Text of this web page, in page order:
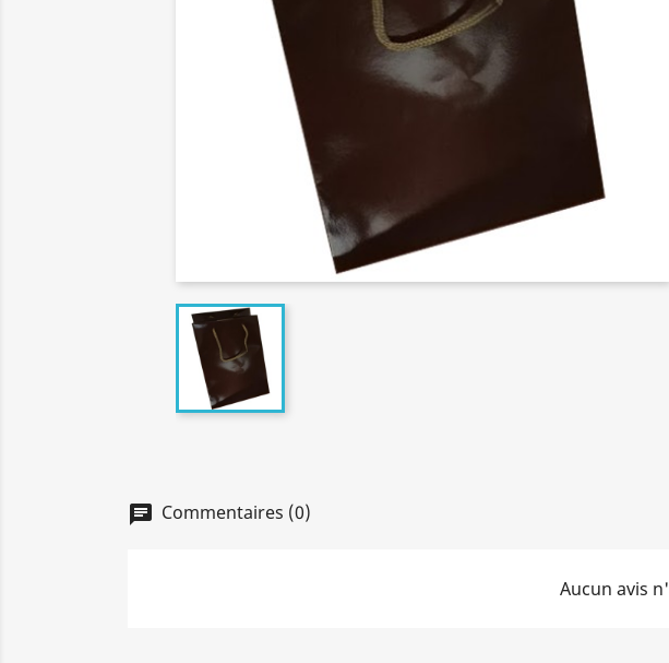
Commentaires (0)
Aucun avis